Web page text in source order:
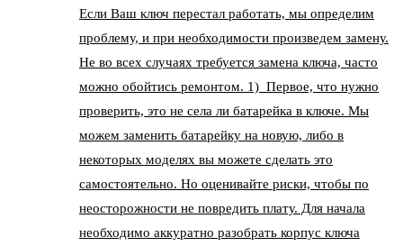
Если Ваш ключ перестал работать, мы определим
проблему, и при необходимости произведем замену.
Не во всех случаях требуется замена ключа, часто
можно обойтись ремонтом. 1) Первое, что нужно
проверить, это не села ли батарейка в ключе. Мы
можем заменить батарейку на новую, либо в
некоторых моделях вы можете сделать это
самостоятельно. Но оценивайте риски, чтобы по
неосторожности не повредить плату. Для начала
необходимо аккуратно разобрать корпус ключа